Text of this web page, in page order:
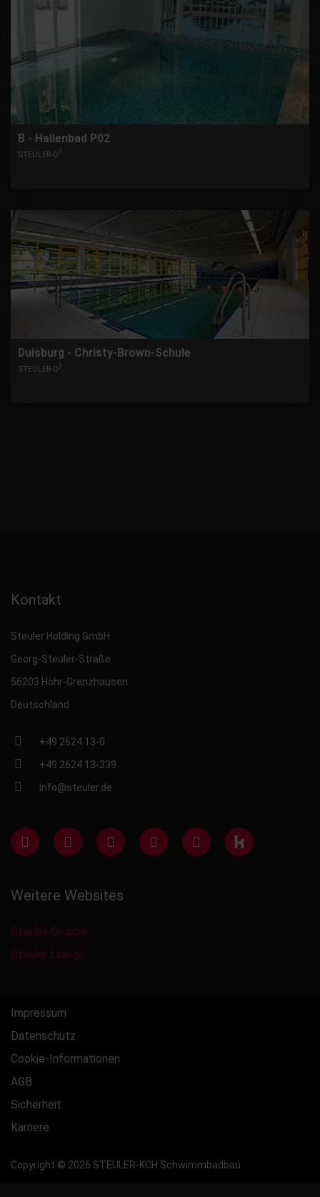
B - Hallenbad P02
STEULER-Q7
Duisburg - Christy-Brown-Schule
STEULER-Q7
Kontakt
Steuler Holding GmbH
Georg-Steuler-Straße
56203 Höhr-Grenzhausen
Deutschland
+49 2624 13-0
+49 2624 13-339
info@steuler.de
Weitere Websites
Steuler-Gruppe
Steuler Linings
Impressum
Datenschutz
Cookie-Informationen
AGB
Sicherheit
Karriere
Copyright © 2026 STEULER-KCH Schwimmbadbau